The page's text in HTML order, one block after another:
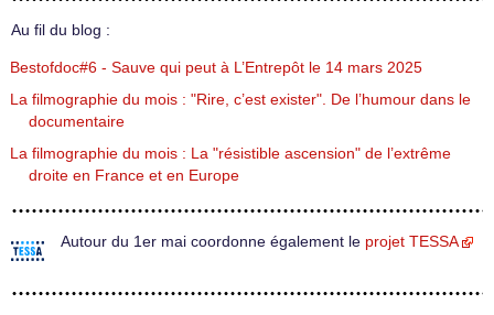
Au fil du blog :
Bestofdoc#6 - Sauve qui peut à L’Entrepôt le 14 mars 2025
La filmographie du mois : "Rire, c’est exister". De l’humour dans le
documentaire
La filmographie du mois : La "résistible ascension" de l’extrême
droite en France et en Europe
Autour du 1er mai coordonne également le projet TESSA